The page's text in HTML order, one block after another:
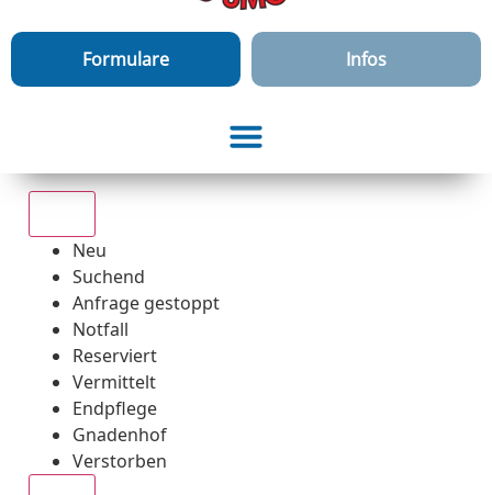
Formulare Infos
Neu
Suchend
Anfrage gestoppt
Notfall
Reserviert
Vermittelt
Endpflege
Gnadenhof
Verstorben